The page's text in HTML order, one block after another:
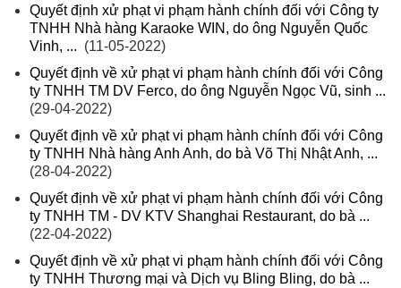
Quyết định xử phạt vi phạm hành chính đối với Công ty
TNHH Nhà hàng Karaoke WIN, do ông Nguyễn Quốc
Vinh, ... (11-05-2022)
Quyết định về xử phạt vi phạm hành chính đối với Công
ty TNHH TM DV Ferco, do ông Nguyễn Ngọc Vũ, sinh ...
(29-04-2022)
Quyết định về xử phạt vi phạm hành chính đối với Công
ty TNHH Nhà hàng Anh Anh, do bà Võ Thị Nhật Anh, ...
(28-04-2022)
Quyết định về xử phạt vi phạm hành chính đối với Công
ty TNHH TM - DV KTV Shanghai Restaurant, do bà ...
(22-04-2022)
Quyết định về xử phạt vi phạm hành chính đối với Công
ty TNHH Thương mại và Dịch vụ Bling Bling, do bà ...